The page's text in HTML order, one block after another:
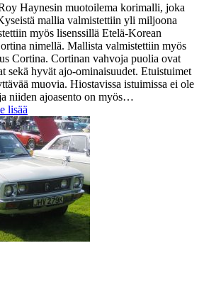
Haynesin muotoilema korimalli, joka
mallia valmistettiin yli miljoona
myös lisenssillä Etelä-Korean
nimellä. Mallista valmistettiin myös
Cortina. Cortinan vahvoja puolia ovat
sekä hyvät ajo-ominaisuudet. Etuistuimet
muovia. Hiostavissa istuimissa ei ole
niiden ajoasento on myös…
lisää